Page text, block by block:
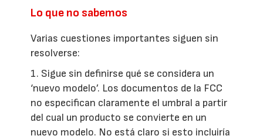
Lo que no sabemos
Varias cuestiones importantes siguen sin
resolverse:
1. Sigue sin definirse qué se considera un
‘nuevo modelo’. Los documentos de la FCC
no especifican claramente el umbral a partir
del cual un producto se convierte en un
nuevo modelo. No está claro si esto incluiría